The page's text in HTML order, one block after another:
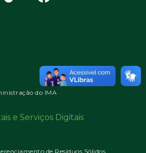
do IMA
e Serviços Digitais
de Resíduos Sólidos